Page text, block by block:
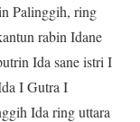
Palinggih, ring
rabin Idane
Ida sane istri I
I Gutra I
Ida ring uttara